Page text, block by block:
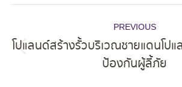
navigation
PREVIOUS
Previous
post:
โปแลนด์สร้างรั้วบริเวณชายแดนโปแ
ป้องกันผู้ลี้ภัย